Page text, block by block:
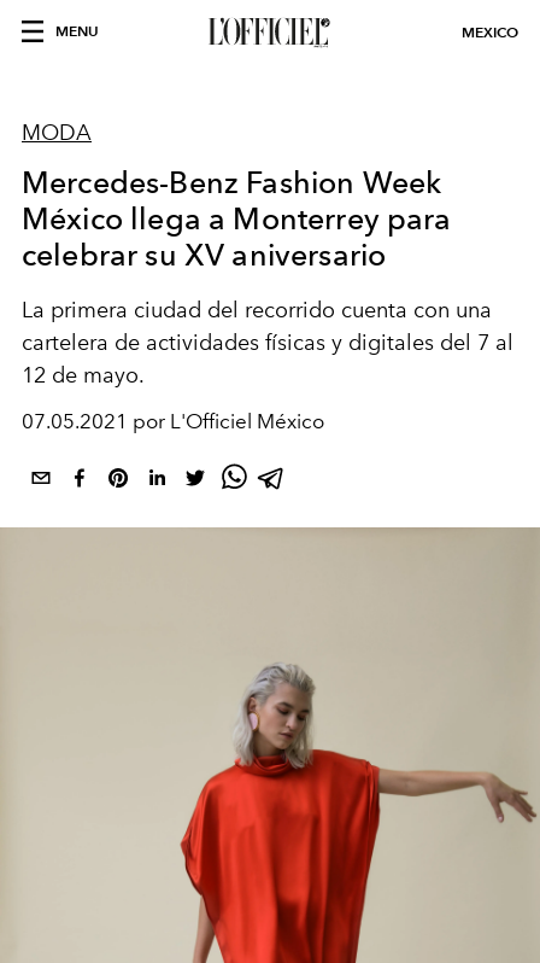
MENU MEXICO
MODA
Mercedes-Benz Fashion Week
México llega a Monterrey para
celebrar su XV aniversario
La primera ciudad del recorrido cuenta con una
cartelera de actividades físicas y digitales del 7 al
12 de mayo.
07.05.2021 por L'Officiel México